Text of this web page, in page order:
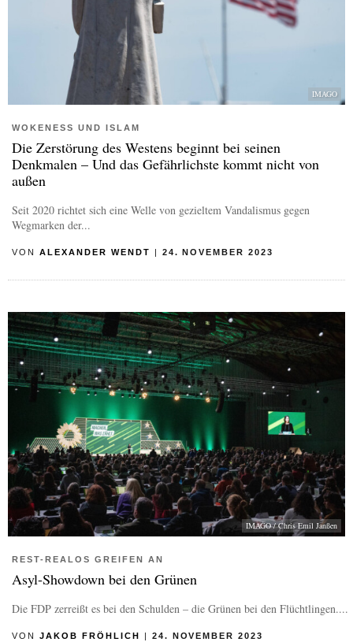
IMAGO
WOKENESS UND ISLAM
Die Zerstörung des Westens beginnt bei seinen
Denkmalen – Und das Gefährlichste kommt nicht von
außen
Seit 2020 richtet sich eine Welle von gezieltem Vandalismus gegen
Wegmarken der...
VON ALEXANDER WENDT | 24. NOVEMBER 2023
IMAGO / Chris Emil Janßen
REST-REALOS GREIFEN AN
Asyl-Showdown bei den Grünen
Die FDP zerreißt es bei den Schulden – die Grünen bei den Flüchtlingen....
VON JAKOB FRÖHLICH 24. NOVEMBER 2023